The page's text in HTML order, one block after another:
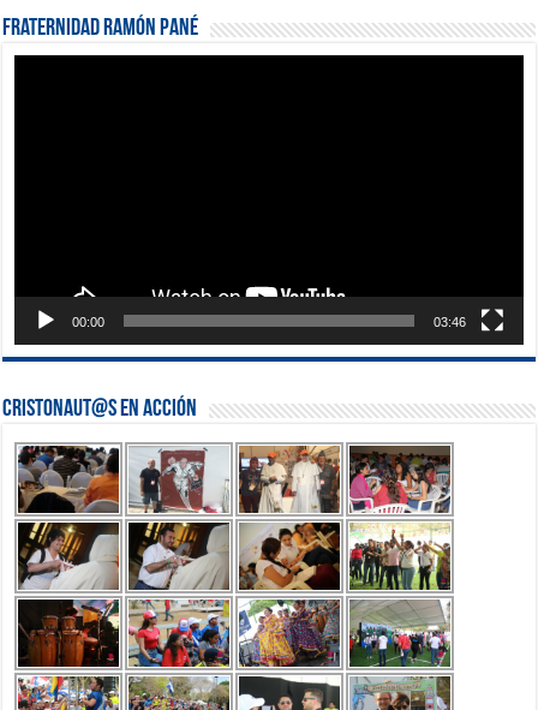
Fraternidad Ramón Pané
00:00 03:46
Cristonaut@s en Acción